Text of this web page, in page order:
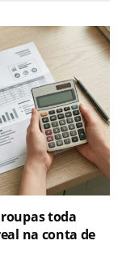
toda
na conta de